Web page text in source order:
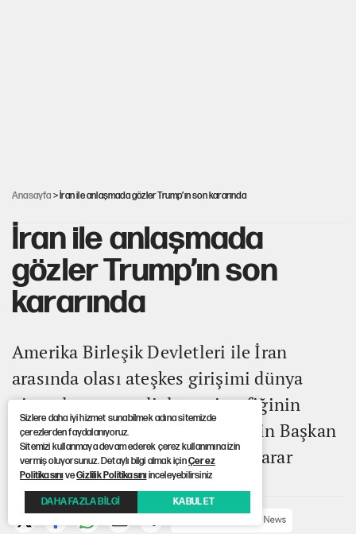
Anasayfa > İran ile anlaşmada gözler Trump’ın son kararında
İran ile anlaşmada
gözler Trump’ın son
kararında
Amerika Birleşik Devletleri ile İran
arasında olası ateşkes girişimi dünya
piyasalarının ve diplomasi trafiğinin
odağında olurken, nihai onay için Başkan
Donald Trump’ın vereceği son karar
bekleniyor.
Sizlere daha iyi hizmet sunabilmek adına sitemizde
çerezlerden faydalanıyoruz.
Sitemizi kullanmaya devam ederek çerez kullanımına izin
vermiş oluyorsunuz. Detaylı bilgi almak içinÇerez
PolitikasınıveGizlilik Politikasınıinceleyebilirsiniz
DAHA FAZLA BİLGİ KABUL ET